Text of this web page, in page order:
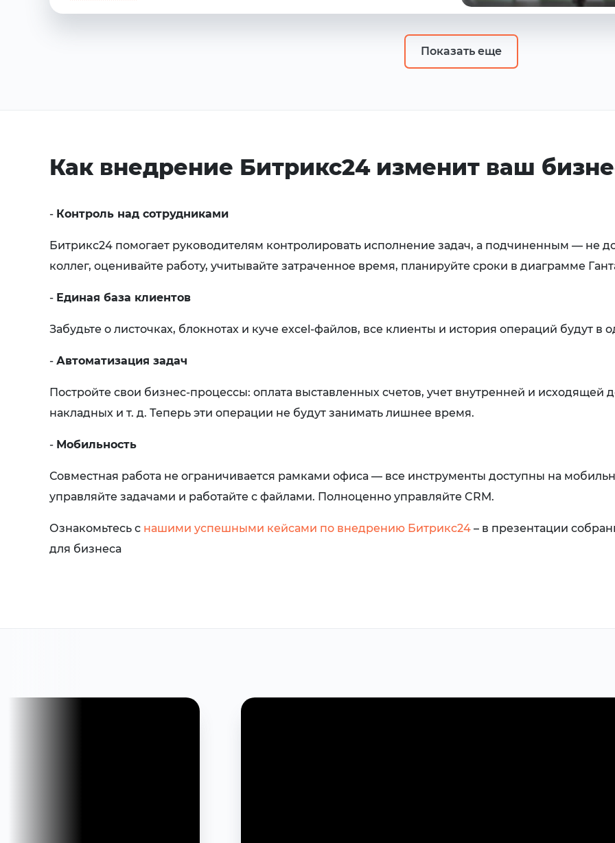
Показать еще
Как внедрение Битрикс24 изменит ваш
- Контроль над сотрудниками
Битрикс24 помогает руководителям контролировать исполнение задач, а подчиненным — не
коллег, оценивайте работу, учитывайте затраченное время, планируйте сроки в диаграмме
- Единая база клиентов
Забудьте о листочках, блокнотах и куче excel-файлов, все клиенты и история операций будут в
- Автоматизация задач
Постройте свои бизнес-процессы: оплата выставленных счетов, учет внутренней и
накладных и т. д. Теперь эти операции не будут занимать лишнее время.
- Мобильность
Совместная работа не ограничивается рамками офиса — все инструменты доступны на
управляйте задачами и работайте с файлами. Полноценно управляйте CRM.
Ознакомьтесь с нашими успешными кейсами по внедрению Битрикс24 – в презентации
для бизнеса